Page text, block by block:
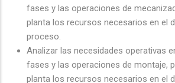
fases y las operaciones de
planta los recursos necesarios en el
proceso.
Analizar las necesidades operativas
fases y las operaciones de montaje,
planta los recursos necesarios en el